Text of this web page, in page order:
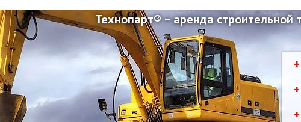
Технопарт® – аренда строительной